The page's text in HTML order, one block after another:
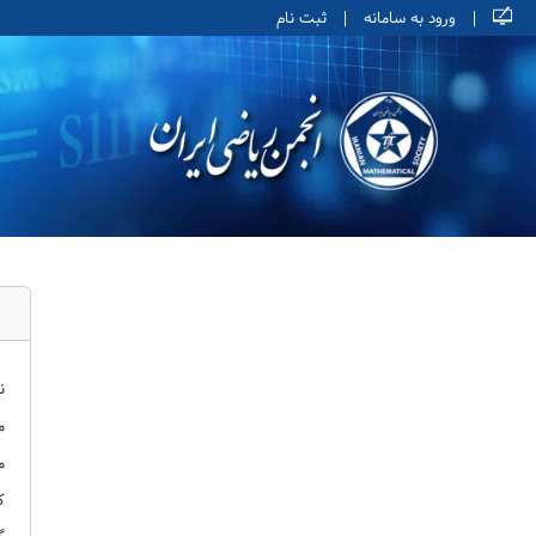
| ورود به سامانه | ثبت نام